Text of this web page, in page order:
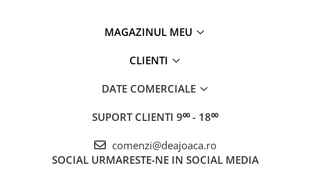
MAGAZINUL MEU
CLIENTI
DATE COMERCIALE
SUPORT CLIENTI 9⁰⁰ - 18⁰⁰
comenzi@deajoaca.ro
SOCIAL URMARESTE-NE IN SOCIAL MEDIA